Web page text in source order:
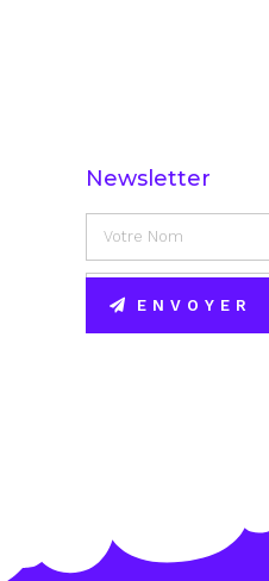
Newsletter
ENVOYER